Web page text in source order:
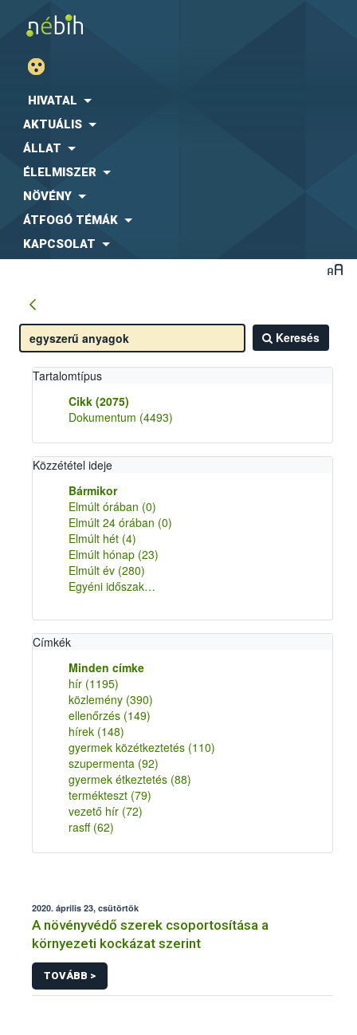
HIVATAL
AKTUÁLIS
ÁLLAT
ÉLELMISZER
NÖVÉNY
ÁTFOGÓ TÉMÁK
KAPCSOLAT
Keresés
Tartalomtípus
Cikk (2075)
Dokumentum (4493)
Közzététel ideje
Bármikor
Elmúlt órában (0)
Elmúlt 24 órában (0)
Elmúlt hét (4)
Elmúlt hónap (23)
Elmúlt év (280)
Egyéni időszak…
Címkék
Minden címke
hír (1195)
közlemény (390)
ellenőrzés (149)
hírek (148)
gyermek közétkeztetés (110)
szupermenta (92)
gyermek étkeztetés (88)
termékteszt (79)
vezető hír (72)
rasff (62)
2020. április 23, csütörtök
A növényvédő szerek csoportosítása a
környezeti kockázat szerint
TOVÁBB >